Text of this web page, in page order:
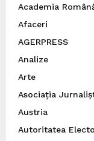
Academia
Afaceri
AGERPRESS
Analize
Arte
Asociația
Austria
Autoritatea